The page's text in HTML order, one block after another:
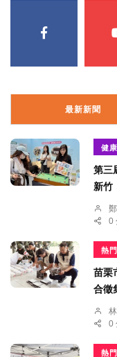
最新新聞
健
第三
新竹
0
熱門
苗栗
合徵
0
熱門